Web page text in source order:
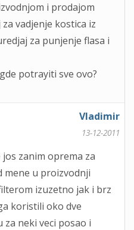
i prodajom
vadjenje kostica iz
za punjenje flasa i
potrayiti sve ovo?
Vladimir
13-12-2011
zanim oprema za
mene u proizvodnji
izuzetno jak i brz
koristili oko dve
neki veci posao i